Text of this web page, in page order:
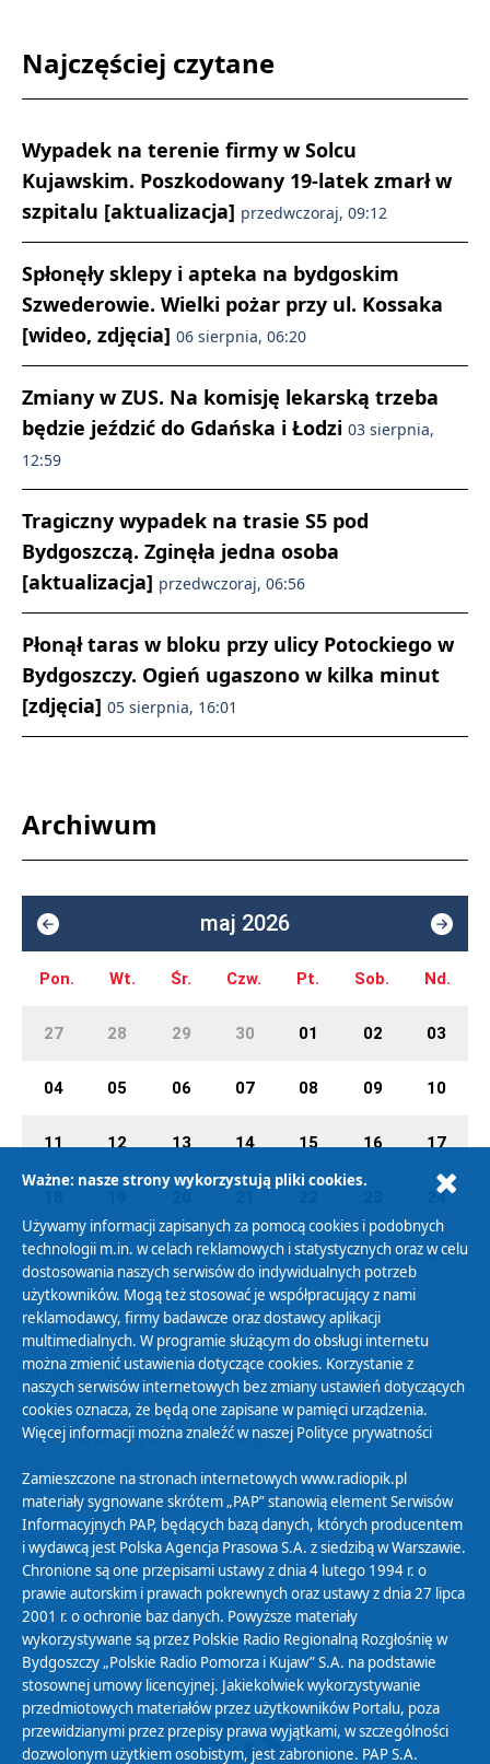
Najczęściej czytane
Wypadek na terenie firmy w Solcu
Kujawskim. Poszkodowany 19-latek zmarł w
szpitalu [aktualizacja] przedwczoraj, 09:12
Spłonęły sklepy i apteka na bydgoskim
Szwederowie. Wielki pożar przy ul. Kossaka
[wideo, zdjęcia] 06 sierpnia, 06:20
Zmiany w ZUS. Na komisję lekarską trzeba
będzie jeździć do Gdańska i Łodzi 03 sierpnia,
12:59
Tragiczny wypadek na trasie S5 pod
Bydgoszczą. Zginęła jedna osoba
[aktualizacja] przedwczoraj, 06:56
Płonął taras w bloku przy ulicy Potockiego w
Bydgoszczy. Ogień ugaszono w kilka minut
[zdjęcia] 05 sierpnia, 16:01
Archiwum
maj 2026
Pon. Wt. Śr. Czw. Pt. Sob. Nd.
27 28 29 30 01 02 03
04 05 06 07 08 09 10
11 12 13 14 15 16 17
24
25 26 27 28 29 30 31
Polityka Prywatności
Zasady korzystania z Serwisu
Organizacje Pożytku Publicznego
Cyfryzacja DAB+
Polityka ochrony danych osobowych
Abonament
Zamówienia publiczne
Biuletyn Informacji Publicznej
Ważne: nasze strony wykorzystują pliki cookies.
Używamy informacji zapisanych za pomocą cookies i podobnych
technologii m.in. w celach reklamowych i statystycznych oraz w celu
dostosowania naszych serwisów do indywidualnych potrzeb
użytkowników. Mogą też stosować je współpracujący z nami
reklamodawcy, firmy badawcze oraz dostawcy aplikacji
multimedialnych. W programie służącym do obsługi internetu
można zmienić ustawienia dotyczące cookies. Korzystanie z
naszych serwisów internetowych bez zmiany ustawień dotyczących
cookies oznacza, że będą one zapisane w pamięci urządzenia.
Więcej informacji można znaleźć w naszej Polityce prywatności
Zamieszczone na stronach internetowych www.radiopik.pl
materiały sygnowane skrótem „PAP” stanowią element Serwisów
Informacyjnych PAP, będących bazą danych, których producentem
i wydawcą jest Polska Agencja Prasowa S.A. z siedzibą w Warszawie.
Chronione są one przepisami ustawy z dnia 4 lutego 1994 r. o
prawie autorskim i prawach pokrewnych oraz ustawy z dnia 27 lipca
2001 r. o ochronie baz danych. Powyższe materiały
wykorzystywane są przez Polskie Radio Regionalną Rozgłośnię w
Bydgoszczy „Polskie Radio Pomorza i Kujaw” S.A. na podstawie
stosownej umowy licencyjnej. Jakiekolwiek wykorzystywanie
przedmiotowych materiałów przez użytkowników Portalu, poza
przewidzianymi przez przepisy prawa wyjątkami, w szczególności
dozwolonym użytkiem osobistym, jest zabronione. PAP S.A.